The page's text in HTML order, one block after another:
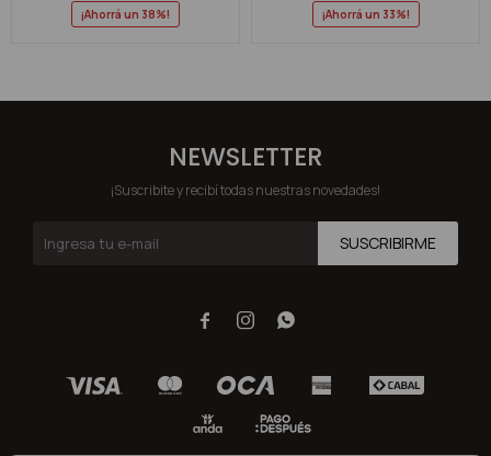
38 33
NEWSLETTER
¡Suscribite y recibí todas nuestras novedades!
SUSCRIBIRME
  